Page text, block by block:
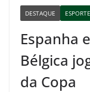
DESTAQUE ESPORTE
Espanha
Bélgica
da Copa